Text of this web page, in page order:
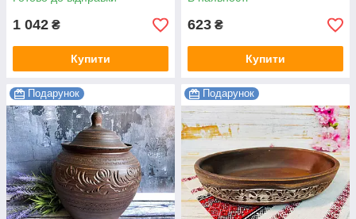
1 042 ₴
Купити
623 ₴
Купити
Подарунок Подарунок